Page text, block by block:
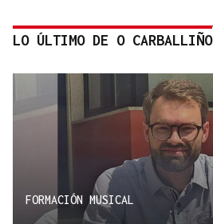
LO ÚLTIMO DE O CARBALLIÑO
FORMACIÓN MUSICAL